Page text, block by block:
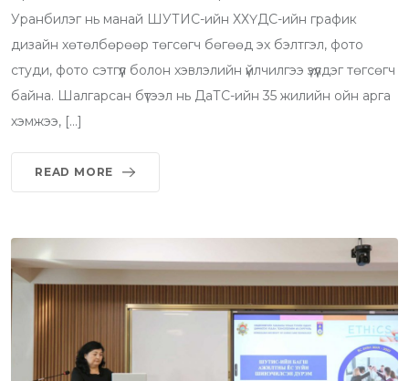
Уранбилэг нь манай ШУТИС-ийн ХХҮДС-ийн график
дизайн хөтөлбөрөөр төгсөгч бөгөөд эх бэлтгэл, фото
студи, фото сэтгүүл болон хэвлэлийн үйлчилгээ үзүүлдэг төгсөгч
байна. Шалгарсан бүтээл нь ДаТС-ийн 35 жилийн ойн арга
хэмжээ, […]
READ MORE